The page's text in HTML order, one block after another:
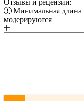
Отзывы и рецензии:
Минимальная длина
модерируются